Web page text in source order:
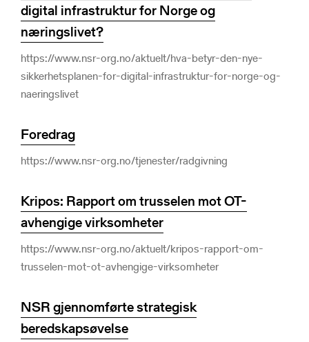
digital infrastruktur for Norge og
næringslivet?
https://www.nsr-org.no/aktuelt/hva-betyr-den-nye-
sikkerhetsplanen-for-digital-infrastruktur-for-norge-og-
naeringslivet
Foredrag
https://www.nsr-org.no/tjenester/radgivning
Kripos: Rapport om trusselen mot OT-
avhengige virksomheter
https://www.nsr-org.no/aktuelt/kripos-rapport-om-
trusselen-mot-ot-avhengige-virksomheter
NSR gjennomførte strategisk
beredskapsøvelse